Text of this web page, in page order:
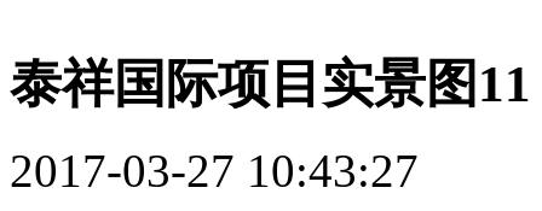
泰祥国际项目实景图11
2017-03-27 10:43:27